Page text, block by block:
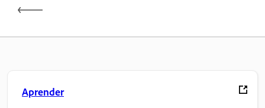
Aprender